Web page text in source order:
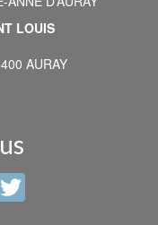
LOUIS
AURAY